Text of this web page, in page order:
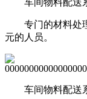
专门的材料处理
元的人员。
车间物料配送系